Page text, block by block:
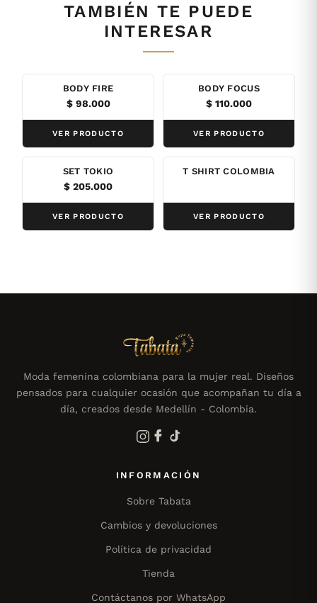
TAMBIÉN TE PUEDE
INTERESAR
BODY FIRE
$98.000
VER PRODUCTO
BODY FOCUS
$ 110.000
VER PRODUCTO
SET TOKIO
$ 205.000
VER PRODUCTO
T SHIRT COLOMBIA
VER PRODUCTO
Moda femenina colombiana para la mujer real. Diseños
pensados para cualquier ocasión que acompañan tu día a
día, creados desde Medellín - Colombia.
INFORMACIÓN
Sobre Tabata
Cambios y devoluciones
Política de privacidad
Tienda
Contáctanos por WhatsApp